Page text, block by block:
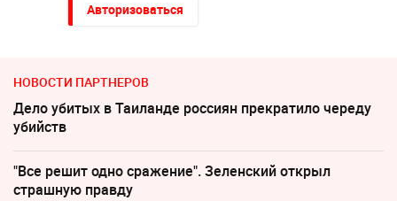
Авторизоваться
НОВОСТИ ПАРТНЕРОВ
Дело убитых в Таиланде россиян прекратило череду
убийств
"Все решит одно сражение". Зеленский открыл
страшную правду